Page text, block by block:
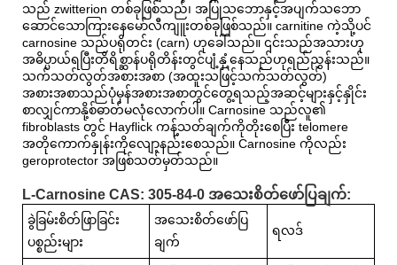
သည် zwitterion တစ်ခုဖြစ်သည်၊ အပြုသဘောနှင့်အပျက်သဘော
ဆောင်သောကြားနေမော်လီကျူးတစ်ခုဖြစ်သည်။ carnitine ကဲ့သို့ပင်
carnosine သည်ပရိုတင်း (carn) ဟုခေါ်သည်။ ၎င်းသည်အသားဟု
အဓိပ္ပာယ်ရပြီးတိရိစ္ဆာန်ပရိုတိန်းတွင်ပျံ့နှံ့နေသည်ဟုရည်ညွှန်းသည်။
သက်သတ်လွတ်အစားအစာ (အထူးသဖြင့်သက်သတ်လွတ်)
အစားအစာသည်ပုံမှန်အစားအစာတွင်တွေ့ရသည့်အဆင့်များနှင့်နှိုင်း
စာလျှင်ကာနို့စ်ဓာတ်မလုံလောက်ပါ။ Carnosine သည်လူ၏
fibroblasts တွင် Hayflick ကန့်သတ်ချက်ကိုတိုးစေပြီး telomere
အတိုကောက်နှုန်းကိုလျော့နည်းစေသည်။ Carnosine ကိုလည်း
geroprotector အဖြစ်သတ်မှတ်သည်။
L-Carnosine CAS: 305-84-0 အသေးစိတ်ဖော်ပြချက်:
ခွဲခြမ်းစိတ်ဖြာခြင်း
ပစ္စည်းများ
အသေးစိတ်ဖော်ပြ
ချက်
ရလဒ်